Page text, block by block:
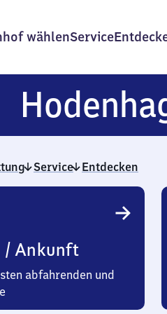
wählenService
Service Entdecken
/ Ankunft
abfahrenden und